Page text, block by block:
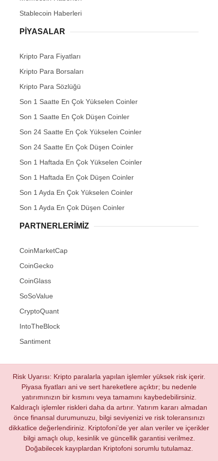
Stablecoin Haberleri
PIYASALAR
Kripto Para Fiyatları
Kripto Para Borsaları
Kripto Para Sözlüğü
Son 1 Saatte En Çok Yükselen Coinler
Son 1 Saatte En Çok Düşen Coinler
Son 24 Saatte En Çok Yükselen Coinler
Son 24 Saatte En Çok Düşen Coinler
Son 1 Haftada En Çok Yükselen Coinler
Son 1 Haftada En Çok Düşen Coinler
Son 1 Ayda En Çok Yükselen Coinler
Son 1 Ayda En Çok Düşen Coinler
PARTNERLERIMIZ
CoinMarketCap
CoinGecko
CoinGlass
SoSoValue
CryptoQuant
IntoTheBlock
Santiment
Risk Uyarısı: Kripto paralarla yapılan işlemler yüksek risk içerir.
Piyasa fiyatları ani ve sert hareketlere açıktır; bu nedenle
yatırımınızın bir kısmını veya tamamını kaybedebilirsiniz.
Kaldıraçlı işlemler riskleri daha da artırır. Yatırım kararı almadan
önce finansal durumunuzu, bilgi seviyenizi ve risk toleransınızı
dikkatlice değerlendiriniz. Kriptofoni’de yer alan veriler ve içerikler
bilgi amaçlı olup, kesinlik ve güncellik garantisi verilmez.
Doğabilecek kayıplardan Kriptofoni sorumlu tutulamaz.